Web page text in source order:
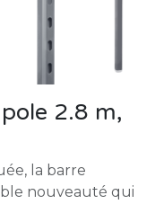
2.8 m,
la barre
nouveauté qui